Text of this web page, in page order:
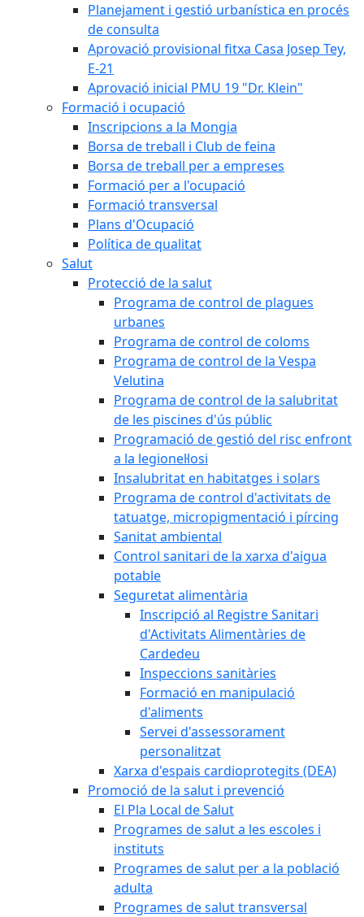
Planejament i gestió urbanística en procés
de consulta
Aprovació provisional fitxa Casa Josep Tey,
E-21
Aprovació inicial PMU 19 "Dr. Klein"
Formació i ocupació
Inscripcions a la Mongia
Borsa de treball i Club de feina
Borsa de treball per a empreses
Formació per a l'ocupació
Formació transversal
Plans d'Ocupació
Política de qualitat
Salut
Protecció de la salut
Programa de control de plagues
urbanes
Programa de control de coloms
Programa de control de la Vespa
Velutina
Programa de control de la salubritat
de les piscines d'ús públic
Programació de gestió del risc enfront
a la legionel·losi
Insalubritat en habitatges i solars
Programa de control d'activitats de
tatuatge, micropigmentació i pírcing
Sanitat ambiental
Control sanitari de la xarxa d'aigua
potable
Seguretat alimentària
Inscripció al Registre Sanitari
d'Activitats Alimentàries de
Cardedeu
Inspeccions sanitàries
Formació en manipulació
d'aliments
Servei d'assessorament
personalitzat
Xarxa d'espais cardioprotegits (DEA)
Promoció de la salut i prevenció
El Pla Local de Salut
Programes de salut a les escoles i
instituts
Programes de salut per a la població
adulta
Programes de salut transversal